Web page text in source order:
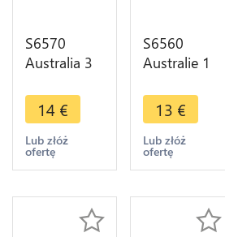
S6570
Australia 3
Edouard VII
Silver coin -
>Make
offer
14 €
Lub złóż
ofertę
S6560
Australie 1
Argent
Silver -
>Faire Offre
13 €
Lub złóż
ofertę